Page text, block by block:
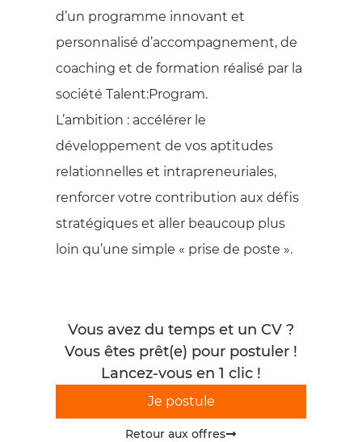
d’un programme innovant et
personnalisé d’accompagnement, de
coaching et de formation réalisé par la
société Talent:Program.
L’ambition : accélérer le
développement de vos aptitudes
relationnelles et intrapreneuriales,
renforcer votre contribution aux défis
stratégiques et aller beaucoup plus
loin qu’une simple « prise de poste ».
Vous avez du temps et un CV ?
Vous êtes prêt(e) pour postuler !
Lancez-vous en 1 clic !
Je postule
Retour aux offres